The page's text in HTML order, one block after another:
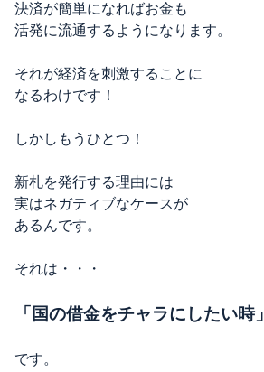
決済が簡単になればお金も
活発に流通するようになります。
それが経済を刺激することに
なるわけです！
しかしもうひとつ！
新札を発行する理由には
実はネガティブなケースが
あるんです。
それは・・・
「国の借金をチャラにしたい時」
です。